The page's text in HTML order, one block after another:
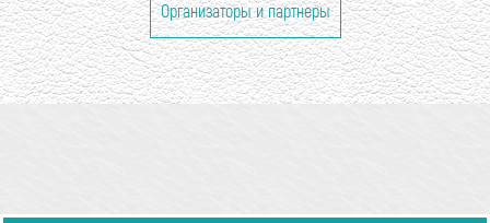
Организаторы и партнеры